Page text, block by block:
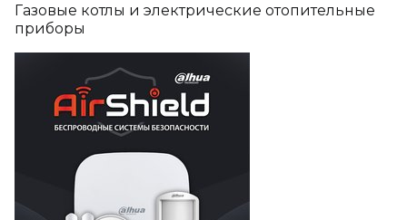
Газовые котлы и электрические отопительные
приборы